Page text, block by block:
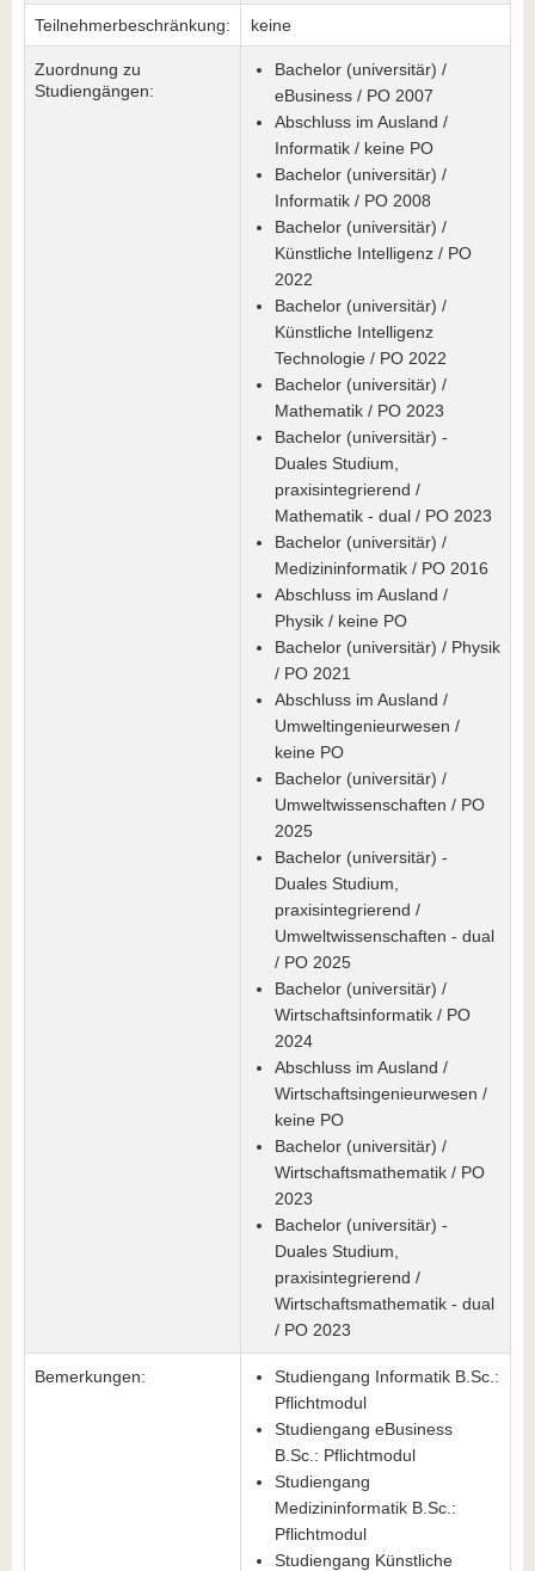
Teilnehmerbeschränkung: keine
Zuordnung zu
Studiengängen:
Bachelor (universitär) /
eBusiness / PO 2007
Abschluss im Ausland /
Informatik / keine PO
Bachelor (universitär) /
Informatik / PO 2008
Bachelor (universitär) /
Künstliche Intelligenz / PO
2022
Bachelor (universitär) /
Künstliche Intelligenz
Technologie / PO 2022
Bachelor (universitär) /
Mathematik / PO 2023
Bachelor (universitär) -
Duales Studium,
praxisintegrierend /
Mathematik - dual / PO 2023
Bachelor (universitär) /
Medizininformatik / PO 2016
Abschluss im Ausland /
Physik / keine PO
Bachelor (universitär) / Physik
/ PO 2021
Abschluss im Ausland /
Umweltingenieurwesen /
keine PO
Bachelor (universitär) /
Umweltwissenschaften / PO
2025
Bachelor (universitär) -
Duales Studium,
praxisintegrierend /
Umweltwissenschaften - dual
/ PO 2025
Bachelor (universitär) /
Wirtschaftsinformatik / PO
2024
Abschluss im Ausland /
Wirtschaftsingenieurwesen /
keine PO
Bachelor (universitär) /
Wirtschaftsmathematik / PO
2023
Bachelor (universitär) -
Duales Studium,
praxisintegrierend /
Wirtschaftsmathematik - dual
/ PO 2023
Bemerkungen:
Studiengang Informatik B.Sc.:
Pflichtmodul
Studiengang eBusiness
B.Sc.: Pflichtmodul
Studiengang
Medizininformatik B.Sc.:
Pflichtmodul
Studiengang Künstliche